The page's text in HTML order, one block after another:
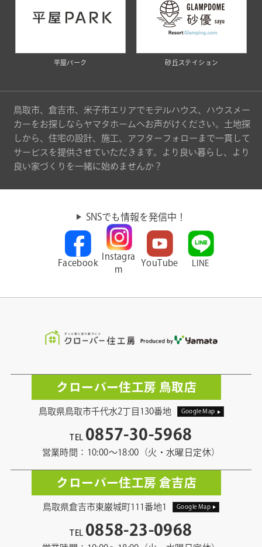
平屋パーク 砂丘ステイション
鳥取市、倉吉市、米子市エリアでモデルハウス、ハウスメー
カーをお探しならヤマタホームへお声がけください。土地探
しから、住宅の設計、施工、アフターフォローまで一貫して
サービスを提供させていただきます。より良い暮らし、より
良い家づくりを一緒に始めませんか？
SNSでも情報を発信中！
Facebook
Instagra
m
YouTube LINE
クローバー住工房 鳥取店
鳥取県鳥取市千代水2丁目130番地 Google Map
TEL 0857-30-5968
営業時間：10:00〜18:00（火・水曜日定休）
クローバー住工房 倉吉店
鳥取県倉吉市東巌城町111番地1 Google Map
TEL 0858-23-0968